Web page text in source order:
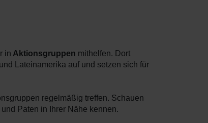
in Aktionsgruppen mithelfen. Dort
Lateinamerika auf und setzen sich für
regelmäßig treffen. Schauen
Paten in Ihrer Nähe kennen.